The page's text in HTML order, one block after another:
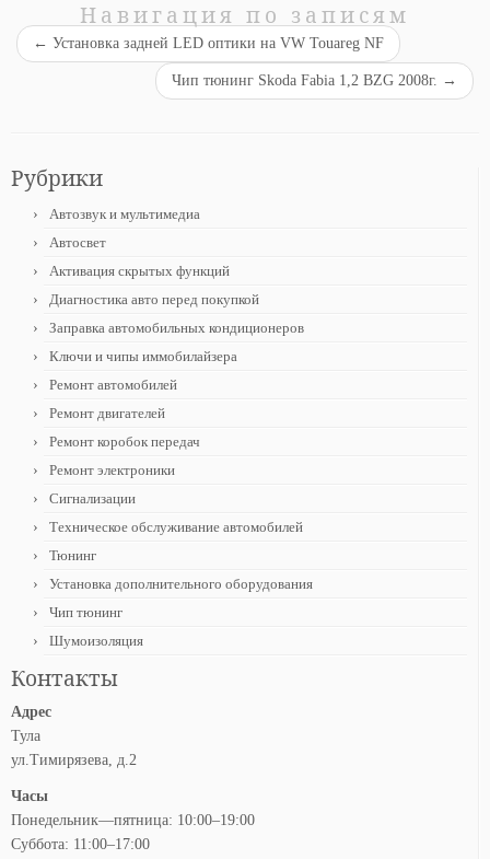
Навигация по записям
← Установка задней LED оптики на VW Touareg NF
Чип тюнинг Skoda Fabia 1,2 BZG 2008г. →
Рубрики
Автозвук и мультимедиа
Автосвет
Активация скрытых функций
Диагностика авто перед покупкой
Заправка автомобильных кондиционеров
Ключи и чипы иммобилайзера
Ремонт автомобилей
Ремонт двигателей
Ремонт коробок передач
Ремонт электроники
Сигнализации
Техническое обслуживание автомобилей
Тюнинг
Установка дополнительного оборудования
Чип тюнинг
Шумоизоляция
Контакты
Адрес
Тула
ул.Тимирязева, д.2
Часы
Понедельник—пятница: 10:00–19:00
Суббота: 11:00–17:00